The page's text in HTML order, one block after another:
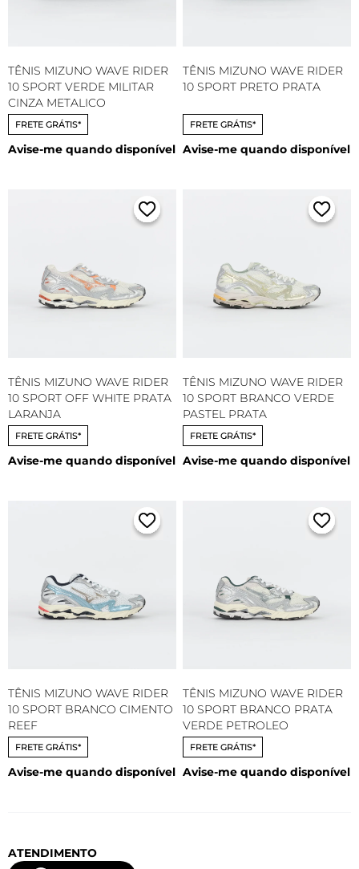
TÊNIS MIZUNO WAVE RIDER
10 SPORT VERDE MILITAR
CINZA METALICO
FRETE GRÁTIS*
Avise-me quando disponível
TÊNIS MIZUNO WAVE RIDER
10 SPORT PRETO PRATA
FRETE GRÁTIS*
Avise-me quando disponível
TÊNIS MIZUNO WAVE RIDER
10 SPORT OFF WHITE PRATA
LARANJA
FRETE GRÁTIS*
Avise-me quando disponível
TÊNIS MIZUNO WAVE RIDER
10 SPORT BRANCO VERDE
PASTEL PRATA
FRETE GRÁTIS*
Avise-me quando disponível
TÊNIS MIZUNO WAVE RIDER
10 SPORT BRANCO CIMENTO
REEF
FRETE GRÁTIS*
Avise-me quando disponível
TÊNIS MIZUNO WAVE RIDER
10 SPORT BRANCO PRATA
VERDE PETROLEO
FRETE GRÁTIS*
Avise-me quando disponível
ATENDIMENTO